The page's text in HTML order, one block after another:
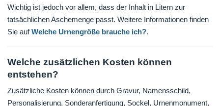
Wichtig ist jedoch vor allem, dass der Inhalt in Litern zur
tatsächlichen Aschemenge passt. Weitere Informationen finden
Sie aufWelche Urnengröße brauche ich?.
Welche zusätzlichen Kosten können
entstehen?
Zusätzliche Kosten können durch Gravur, Namensschild,
Personalisierung, Sonderanfertigung, Sockel, Urnenmonument,